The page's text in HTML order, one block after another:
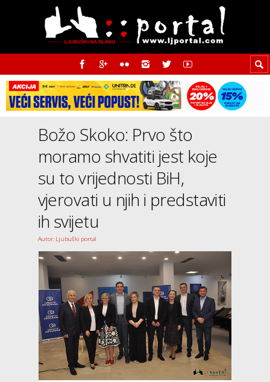
Božo Skoko: Prvo što
moramo shvatiti jest koje
su to vrijednosti BiH,
vjerovati u njih i predstaviti
ih svijetu
Autor: Ljubuški portal